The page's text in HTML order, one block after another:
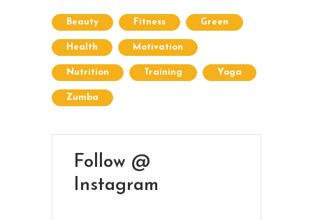
Beauty Fitness Green
Health Motivation
Nutrition Training Yoga
Zumba
Follow @
Instagram